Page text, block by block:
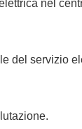
nel
del servizio